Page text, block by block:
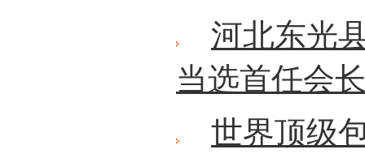
河北东光
当选首任会
世界顶级